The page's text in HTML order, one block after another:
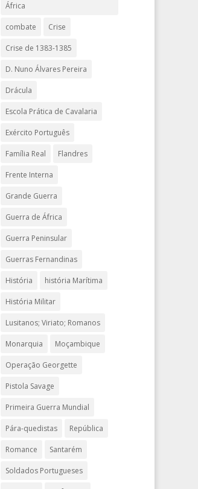
África
combate Crise
Crise de 1383-1385
D. Nuno Álvares Pereira
Drácula
Escola Prática de Cavalaria
Exército Português
Família Real Flandres
Frente Interna
Grande Guerra
Guerra de África
Guerra Peninsular
Guerras Fernandinas
História história Marítima
História Militar
Lusitanos; Viriato; Romanos
Monarquia Moçambique
Operação Georgette
Pistola Savage
Primeira Guerra Mundial
Pára-quedistas República
Romance Santarém
Soldados Portugueses